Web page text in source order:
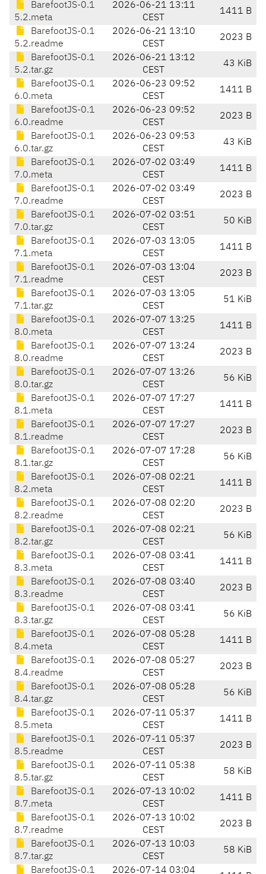
BarefootJS-0.1
5.2.meta
2026-06-21 13:11
CEST
1411 B
BarefootJS-0.1
5.2.readme
2026-06-21 13:10
CEST
2023 B
BarefootJS-0.1
5.2.tar.gz
2026-06-21 13:12
CEST
43 KiB
BarefootJS-0.1
6.0.meta
2026-06-23 09:52
CEST
1411 B
BarefootJS-0.1
6.0.readme
2026-06-23 09:52
CEST
2023 B
BarefootJS-0.1
6.0.tar.gz
2026-06-23 09:53
CEST
43 KiB
BarefootJS-0.1
7.0.meta
2026-07-02 03:49
CEST
1411 B
BarefootJS-0.1
7.0.readme
2026-07-02 03:49
CEST
2023 B
BarefootJS-0.1
7.0.tar.gz
2026-07-02 03:51
CEST
50 KiB
BarefootJS-0.1
7.1.meta
2026-07-03 13:05
CEST
1411 B
BarefootJS-0.1
7.1.readme
2026-07-03 13:04
CEST
2023 B
BarefootJS-0.1
7.1.tar.gz
2026-07-03 13:05
CEST
51 KiB
BarefootJS-0.1
8.0.meta
2026-07-07 13:25
CEST
1411 B
BarefootJS-0.1
8.0.readme
2026-07-07 13:24
CEST
2023 B
BarefootJS-0.1
8.0.tar.gz
2026-07-07 13:26
CEST
56 KiB
BarefootJS-0.1
8.1.meta
2026-07-07 17:27
CEST
1411 B
BarefootJS-0.1
8.1.readme
2026-07-07 17:27
CEST
2023 B
BarefootJS-0.1
8.1.tar.gz
2026-07-07 17:28
CEST
56 KiB
BarefootJS-0.1
8.2.meta
2026-07-08 02:21
CEST
1411 B
BarefootJS-0.1
8.2.readme
2026-07-08 02:20
CEST
2023 B
BarefootJS-0.1
8.2.tar.gz
2026-07-08 02:21
CEST
56 KiB
BarefootJS-0.1
8.3.meta
2026-07-08 03:41
CEST
1411 B
BarefootJS-0.1
8.3.readme
2026-07-08 03:40
CEST
2023 B
BarefootJS-0.1
8.3.tar.gz
2026-07-08 03:41
CEST
56 KiB
BarefootJS-0.1
8.4.meta
2026-07-08 05:28
CEST
1411 B
BarefootJS-0.1
8.4.readme
2026-07-08 05:27
CEST
2023 B
BarefootJS-0.1
8.4.tar.gz
2026-07-08 05:28
CEST
56 KiB
BarefootJS-0.1
8.5.meta
2026-07-11 05:37
CEST
1411 B
BarefootJS-0.1
8.5.readme
2026-07-11 05:37
CEST
2023 B
BarefootJS-0.1
8.5.tar.gz
2026-07-11 05:38
CEST
58 KiB
BarefootJS-0.1
8.7.meta
2026-07-13 10:02
CEST
1411 B
BarefootJS-0.1
8.7.readme
2026-07-13 10:02
CEST
2023 B
BarefootJS-0.1
8.7.tar.gz
2026-07-13 10:03
CEST
58 KiB
BarefootJS-0.1 2026-07-14 03:04